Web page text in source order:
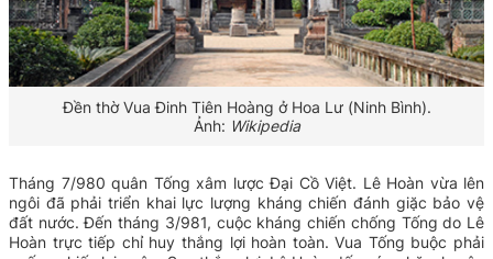
Đền thờ Vua Đinh Tiên Hoàng ở Hoa Lư (Ninh Bình).
Ảnh: Wikipedia
Tháng 7/980 quân Tống xâm lược Đại Cồ Việt. Lê Hoàn vừa lên
ngôi đã phải triển khai lực lượng kháng chiến đánh giặc bảo vệ
đất nước. Đến tháng 3/981, cuộc kháng chiến chống Tống do Lê
Hoàn trực tiếp chỉ huy thắng lợi hoàn toàn. Vua Tống buộc phải